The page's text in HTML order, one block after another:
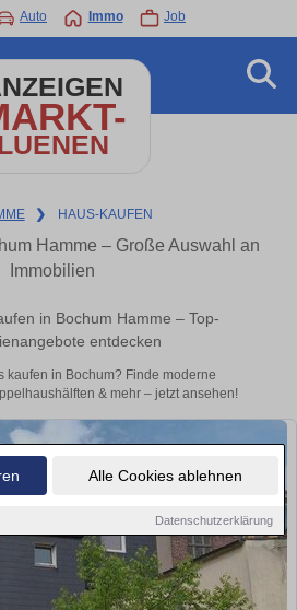
Alle Cookies ablehnen
Datenschutzerklärung
Auto Immo Job
❯ HAUS-KAUFEN
Hamme – Große Auswahl an
Immobilien
in Bochum Hamme – Top-
entdecken
kaufen in Bochum? Finde moderne
& mehr – jetzt ansehen!